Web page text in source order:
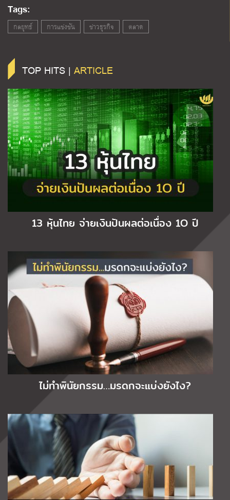
Tags:
กลยุทธ์ การแข่งขัน ข่าวธุรกิจ ตลาด
TOP HITS | ARTICLE
13 หุ้นไทย จ่ายเงินปันผลต่อเนื่อง 1O ปี
ไม่ทำพินัยกรรม…มรดกจะแบ่งยังไง?